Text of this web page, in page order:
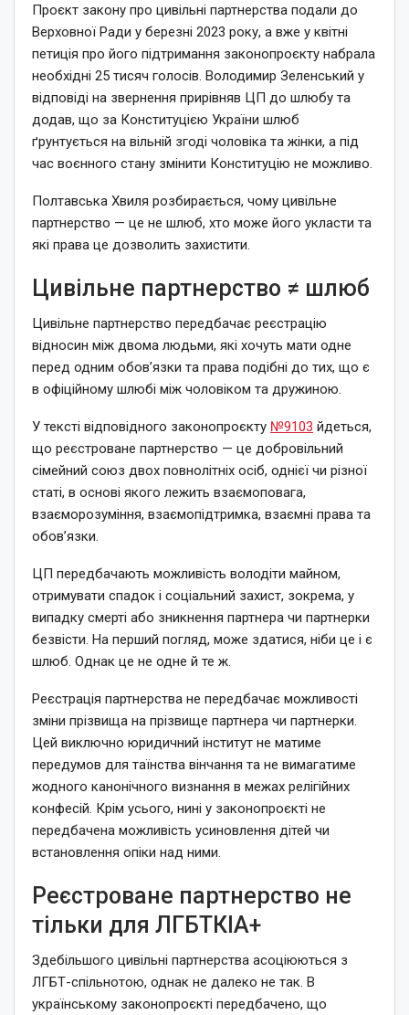
Проєкт закону про цивільні партнерства подали до
Верховної Ради у березні 2023 року, а вже у квітні
петиція про його підтримання законопроєкту набрала
необхідні 25 тисяч голосів. Володимир Зеленський у
відповіді на звернення прирівняв ЦП до шлюбу та
додав, що за Конституцією України шлюб
ґрунтується на вільній згоді чоловіка та жінки, а під
час воєнного стану змінити Конституцію не можливо.
Полтавська Хвиля розбирається, чому цивільне
партнерство — це не шлюб, хто може його укласти та
які права це дозволить захистити.
Цивільне партнерство ≠ шлюб
Цивільне партнерство передбачає реєстрацію
відносин між двома людьми, які хочуть мати одне
перед одним обов’язки та права подібні до тих, що є
в офіційному шлюбі між чоловіком та дружиною.
У тексті відповідного законопроєкту №9103 йдеться,
що реєстроване партнерство — це добровільний
сімейний союз двох повнолітніх осіб, однієї чи різної
статі, в основі якого лежить взаємоповага,
взаєморозуміння, взаємопідтримка, взаємні права та
обов’язки.
ЦП передбачають можливість володіти майном,
отримувати спадок і соціальний захист, зокрема, у
випадку смерті або зникнення партнера чи партнерки
безвісти. На перший погляд, може здатися, ніби це і є
шлюб. Однак це не одне й те ж.
Реєстрація партнерства не передбачає можливості
зміни прізвища на прізвище партнера чи партнерки.
Цей виключно юридичний інститут не матиме
передумов для таїнства вінчання та не вимагатиме
жодного канонічного визнання в межах релігійних
конфесій. Крім усього, нині у законопроєкті не
передбачена можливість усиновлення дітей чи
встановлення опіки над ними.
Реєстроване партнерство не
тільки для ЛГБТКІА+
Здебільшого цивільні партнерства асоціюються з
ЛГБТ-спільнотою, однак не далеко не так. В
українському законопроєкті передбачено, що